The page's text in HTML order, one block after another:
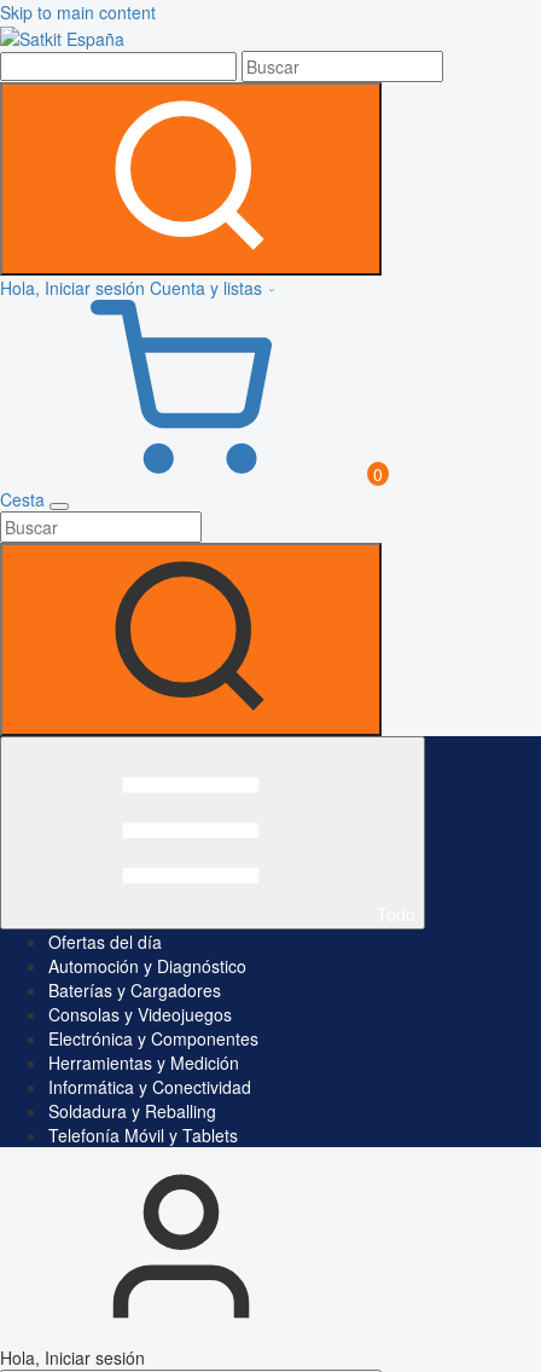
Skip to main content
Hola, Iniciar sesión Cuenta y listas
0
Cesta
Ofertas del día
Automoción y Diagnóstico
Baterías y Cargadores
Consolas y Videojuegos
Electrónica y Componentes
Herramientas y Medición
Informática y Conectividad
Soldadura y Reballing
Telefonía Móvil y Tablets
Hola, Iniciar sesión